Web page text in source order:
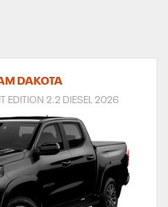
DAKOTA
EDITION 2.2 DIESEL 2026